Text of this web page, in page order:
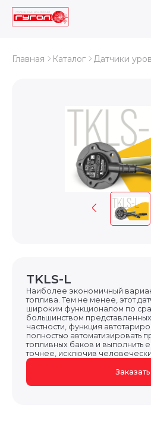
Главная Каталог Датчики
TKLS-L
Наиболее экономичный
топлива. Тем не менее, этот
широким функционалом по
большинством
частности, функция
полностью автоматизировать
топливных баков и выполнить
точнее, исключив
Заказать